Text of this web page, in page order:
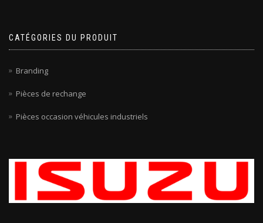
CATÉGORIES DU PRODUIT
Branding
Pièces de rechange
Pièces occasion véhicules industriels